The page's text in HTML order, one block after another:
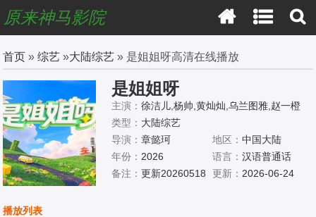
原来神马影院
首页 »综艺 »大陆综艺 » 是姐姐呀高清在线播放
是姐姐呀
主演：徐洁儿,杨帅,黄灿灿,乌兰图雅,赵一橙
类型： 大陆综艺
导演：章懿珂 地区： 中国大陆
年份： 2026 语言： 汉语普通话
备注：更新20260518 更新： 2026-06-24
播放列表